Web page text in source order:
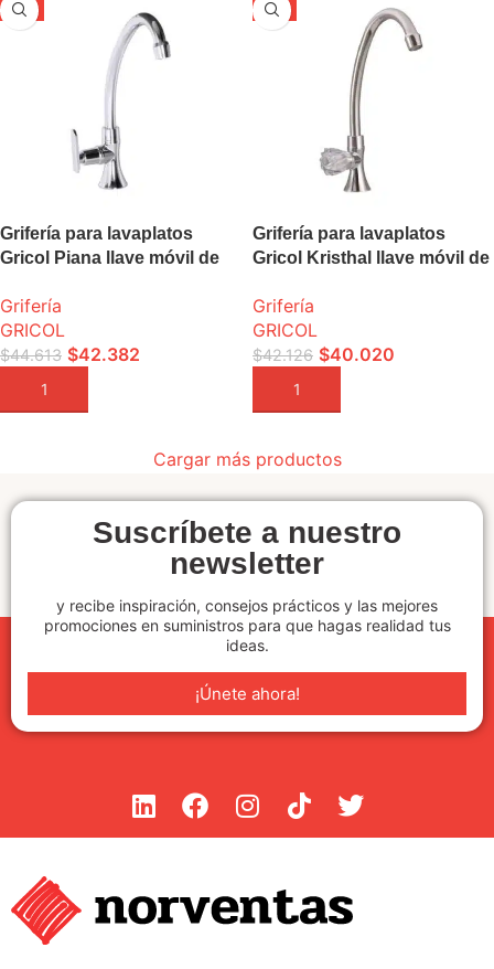
-5%
Grifería para lavaplatos
Gricol Piana llave móvil de
Grifería
GRICOL
$44.613 $42.382
AÑADIR A LA CESTA
-5%
Grifería para lavaplatos
Gricol Kristhal llave móvil de
Grifería
GRICOL
$42.126 $40.020
AÑADIR A LA CESTA
Cargar más productos
Suscríbete a nuestro
newsletter
y recibe inspiración, consejos prácticos y las mejores
promociones en suministros para que hagas realidad tus
ideas.
¡Únete ahora!